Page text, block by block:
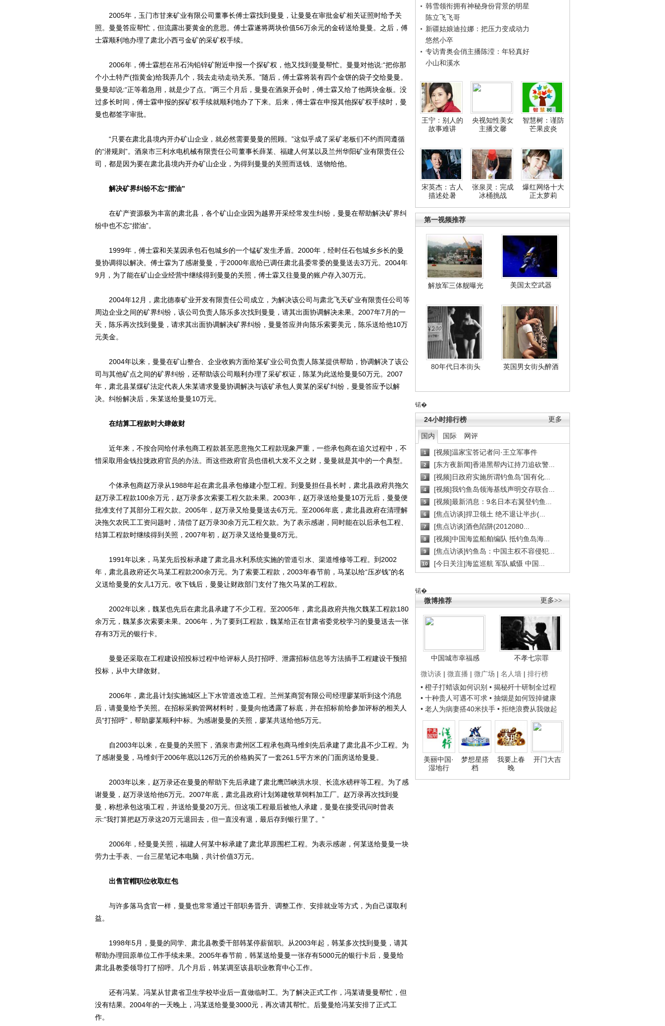
韩雪领衔拥有神秘身份背景的明星
陈立飞飞哥
新疆姑娘迪拉娜：把压力变成动力
悠然小卒
专访青奥会俏主播陈滢：年轻真好
小山和溪水
王宁：别人的
故事难讲
央视知性美女
主播文馨
智慧树：谨防
芒果皮炎
宋英杰：古人
描述处暑
张泉灵：完成
冰桶挑战
爆红网络十大
正太萝莉
第一视频推荐
解放军三体舰曝光 美国太空武器
80年代日本街头 英国男女街头醉酒
锘�
更多
24小时排行榜
国内 国际 网评
1 [视频]温家宝答记者问·王立军事件
2 [东方夜新闻]香港黑帮内讧持刀追砍警...
3 [视频]日政府实施所谓钓鱼岛“国有化...
4 [视频]我钓鱼岛领海基线声明交存联合...
5 [视频]最新消息：9名日本右翼登钓鱼...
6 [焦点访谈]捍卫领土 绝不退让半步(...
7 [焦点访谈]酒色陷阱(2012080...
8 [视频]中国海监船舶编队 抵钓鱼岛海...
9 [焦点访谈]钓鱼岛：中国主权不容侵犯...
10 [今日关注]海监巡航 军队威慑 中国...
锘�
更多>>
微博推荐
中国城市幸福感
不孝七宗罪
微访谈 | 微直播 | 微广场 | 名人墙 | 排行榜
• 橙子打蜡该如何识别 • 揭秘歼十研制全过程
• 十种贵人可遇不可求 • 抽烟是如何毁掉健康
• 老人为病妻搭40米扶手 • 拒绝浪费从我做起
美丽中国·
湿地行
梦想星搭
档
我要上春
晚
开门大吉
2005年，玉门市甘来矿业有限公司董事长傅士霖找到曼曼，让曼曼在审批金矿相关证照时给予关
照。曼曼答应帮忙，但流露出要黄金的意思。傅士霖遂将两块价值56万余元的金砖送给曼曼。之后，傅
士霖顺利地办理了肃北小西弓金矿的采矿权手续。
2006年，傅士霖想在吊石沟铅锌矿附近申报一个探矿权，他又找到曼曼帮忙。曼曼对他说:“把你那
个小土特产(指黄金)给我弄几个，我去走动走动关系。”随后，傅士霖将装有四个金饼的袋子交给曼曼。
曼曼却说:“正等着急用，就是少了点。”两三个月后，曼曼在酒泉开会时，傅士霖又给了他两块金板。没
过多长时间，傅士霖申报的探矿权手续就顺利地办了下来。后来，傅士霖在申报其他探矿权手续时，曼
曼也都签字审批。
“只要在肃北县境内开办矿山企业，就必然需要曼曼的照顾。”这似乎成了采矿老板们不约而同遵循
的“潜规则”。酒泉市三利水电机械有限责任公司董事长薛某、福建人何某以及兰州华阳矿业有限责任公
司，都是因为要在肃北县境内开办矿山企业，为得到曼曼的关照而送钱、送物给他。
解决矿界纠纷不忘“揩油”
在矿产资源极为丰富的肃北县，各个矿山企业因为越界开采经常发生纠纷，曼曼在帮助解决矿界纠
纷中也不忘“揩油”。
1999年，傅士霖和关某因承包石包城乡的一个锰矿发生矛盾。2000年，经时任石包城乡乡长的曼
曼协调得以解决。傅士霖为了感谢曼曼，于2000年底给已调任肃北县委常委的曼曼送去3万元。2004年
9月，为了能在矿山企业经营中继续得到曼曼的关照，傅士霖又往曼曼的账户存入30万元。
2004年12月，肃北德泰矿业开发有限责任公司成立，为解决该公司与肃北飞天矿业有限责任公司等
周边企业之间的矿界纠纷，该公司负责人陈乐多次找到曼曼，请其出面协调解决未果。2007年7月的一
天，陈乐再次找到曼曼，请求其出面协调解决矿界纠纷，曼曼答应并向陈乐索要美元，陈乐送给他10万
元美金。
2004年以来，曼曼在矿山整合、企业收购方面给某矿业公司负责人陈某提供帮助，协调解决了该公
司与其他矿点之间的矿界纠纷，还帮助该公司顺利办理了采矿权证，陈某为此送给曼曼50万元。2007
年，肃北县某煤矿法定代表人朱某请求曼曼协调解决与该矿承包人黄某的采矿纠纷，曼曼答应予以解
决。纠纷解决后，朱某送给曼曼10万元。
在结算工程款时大肆敛财
近年来，不按合同给付承包商工程款甚至恶意拖欠工程款现象严重，一些承包商在追欠过程中，不
惜采取用金钱拉拢政府官员的办法。而这些政府官员也借机大发不义之财，曼曼就是其中的一个典型。
个体承包商赵万录从1988年起在肃北县承包修建小型工程。到曼曼担任县长时，肃北县政府共拖欠
赵万录工程款100余万元，赵万录多次索要工程欠款未果。2003年，赵万录送给曼曼10万元后，曼曼便
批准支付了其部分工程欠款。2005年，赵万录又给曼曼送去6万元。至2006年底，肃北县政府在清理解
决拖欠农民工工资问题时，清偿了赵万录30余万元工程欠款。为了表示感谢，同时能在以后承包工程、
结算工程款时继续得到关照，2007年初，赵万录又送给曼曼8万元。
1991年以来，马某先后投标承建了肃北县水利系统实施的管道引水、渠道维修等工程。到2002
年，肃北县政府还欠马某工程款200余万元。为了索要工程款，2003年春节前，马某以给“压岁钱”的名
义送给曼曼的女儿1万元。收下钱后，曼曼让财政部门支付了拖欠马某的工程款。
2002年以来，魏某也先后在肃北县承建了不少工程。至2005年，肃北县政府共拖欠魏某工程款180
余万元，魏某多次索要未果。2006年，为了要到工程款，魏某给正在甘肃省委党校学习的曼曼送去一张
存有3万元的银行卡。
曼曼还采取在工程建设招投标过程中给评标人员打招呼、泄露招标信息等方法插手工程建设干预招
投标，从中大肆敛财。
2006年，肃北县计划实施城区上下水管道改造工程。兰州某商贸有限公司经理廖某听到这个消息
后，请曼曼给予关照。在招标采购管网材料时，曼曼向他透露了标底，并在招标前给参加评标的相关人
员“打招呼”，帮助廖某顺利中标。为感谢曼曼的关照，廖某共送给他5万元。
自2003年以来，在曼曼的关照下，酒泉市肃州区工程承包商马维剑先后承建了肃北县不少工程。为
了感谢曼曼，马维剑于2006年底以126万元的价格购买了一套261.5平方米的门面房送给曼曼。
2003年以来，赵万录还在曼曼的帮助下先后承建了肃北鹰凹峡洪水坝、长流水磅秤等工程。为了感
谢曼曼，赵万录送给他6万元。2007年底，肃北县政府计划筹建牧草饲料加工厂。赵万录再次找到曼
曼，称想承包这项工程，并送给曼曼20万元。但这项工程最后被他人承建，曼曼在接受讯问时曾表
示:“我打算把赵万录这20万元退回去，但一直没有退，最后存到银行里了。”
2006年，经曼曼关照，福建人何某中标承建了肃北草原围栏工程。为表示感谢，何某送给曼曼一块
劳力士手表、一台三星笔记本电脑，共计价值3万元。
出售官帽职位收取红包
与许多落马贪官一样，曼曼也常常通过干部职务晋升、调整工作、安排就业等方式，为自己谋取利
益。
1998年5月，曼曼的同学、肃北县教委干部韩某停薪留职。从2003年起，韩某多次找到曼曼，请其
帮助办理回原单位工作手续未果。2005年春节前，韩某送给曼曼一张存有5000元的银行卡后，曼曼给
肃北县教委领导打了招呼。几个月后，韩某调至该县职业教育中心工作。
还有冯某。冯某从甘肃省卫生学校毕业后一直做临时工。为了解决正式工作，冯某请曼曼帮忙，但
没有结果。2004年的一天晚上，冯某送给曼曼3000元，再次请其帮忙。后曼曼给冯某安排了正式工
作。